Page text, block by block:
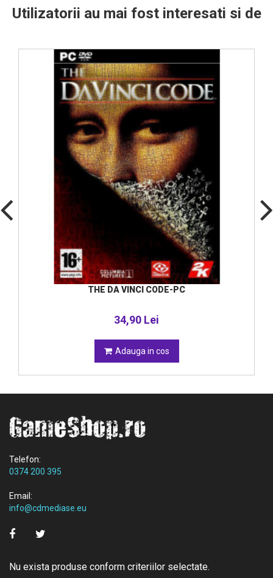
Utilizatorii au mai fost interesati si de
THE DA VINCI CODE-PC
34,90 Lei
Adauga in cos
Telefon:
0374 200 395
Email:
info@cdmediase.eu
Nu exista produse conform criteriilor selectate.